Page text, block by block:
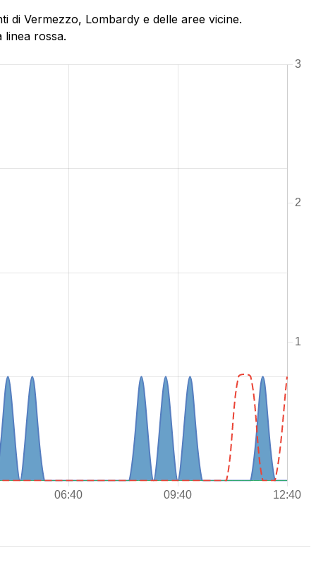
di Vermezzo, Lombardy e delle aree vicine.
linea rossa.